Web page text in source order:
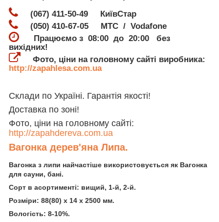
(067) 411-50-49 КиївСтар
(050) 410-67-05 МТС / Vodafone
Працюємо з 08:00 до 20:00 без
вихідних!
Фото, ціни на головному сайті виробника:
http://zapahlesa.com.ua
Склади по Україні. Гарантія якості!
Доставка по зоні!
Фото, ціни на головному сайті:
http://zapahdereva.com.ua
Вагонка дерев'яна Липа.
Вагонка з липи найчастіше використовується як Вагонка
для сауни, бані.
Сорт в асортименті: вищий, 1-й, 2-й.
Розміри: 88(80) х 14 х 2500 мм.
Вологість: 8-10%.